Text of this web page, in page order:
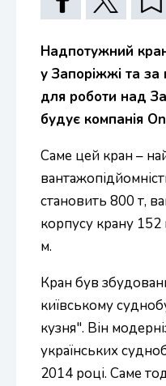
Надпотужний
у Запоріжжі та за
для роботи над
будує компанія
Саме цей кран –
становить 800 т,
корпусу крану 152
м.
Кран був
київському
кузня". Він
українських
2014 році. Саме